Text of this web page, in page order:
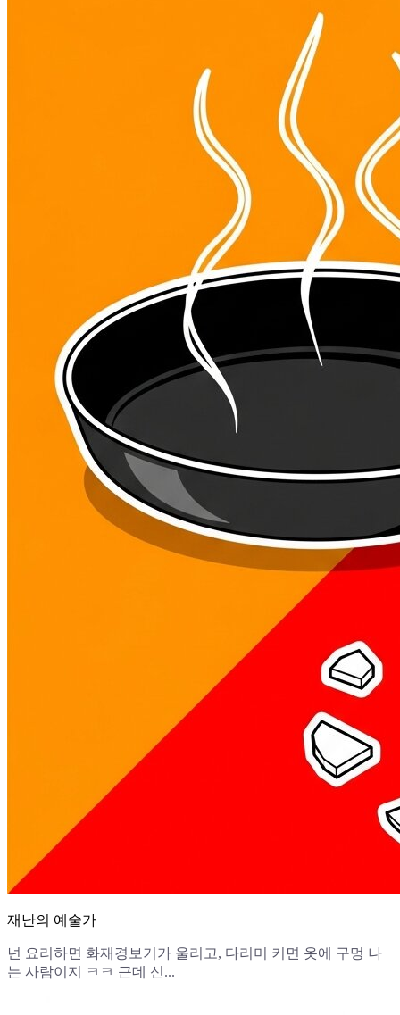
재난의 예술가
넌 요리하면 화재경보기가 울리고, 다리미 키면 옷에 구멍 나
는 사람이지 ㅋㅋ 근데 신...